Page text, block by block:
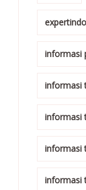
informasi
informasi
informasi
informasi
informasi